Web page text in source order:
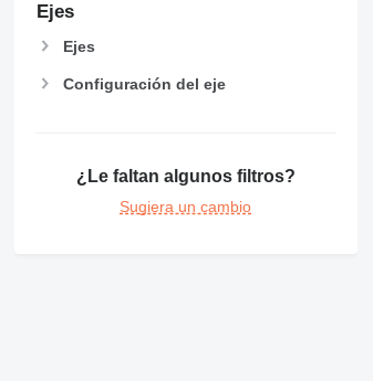
Ejes
Ejes
Configuración del eje
¿Le faltan algunos filtros?
Sugiera un cambio